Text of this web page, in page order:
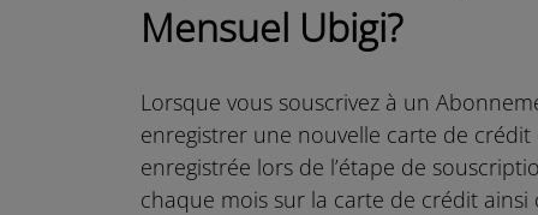
Mensuel Ubigi?
Lorsque vous souscrivez à un
enregistrer une nouvelle carte de
enregistrée lors de l’étape de
chaque mois sur la carte de crédit